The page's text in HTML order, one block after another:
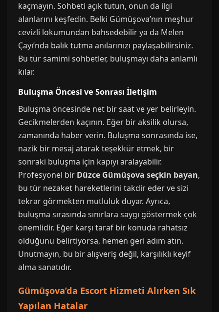
kaçmayın. Sohbeti açık tutun, onun da ilgi
alanlarını keşfedin. Belki Gümüşova’nın meşhur
cevizli lokumundan bahsedebilir ya da Melen
Çayı’nda balık tutma anılarınızı paylaşabilirsiniz.
Bu tür samimi sohbetler, buluşmayı daha anlamlı
kılar.
Buluşma Öncesi ve Sonrası İletişim
Buluşma öncesinde net bir saat ve yer belirleyin.
Gecikmelerden kaçının. Eğer bir aksilik olursa,
zamanında haber verin. Buluşma sonrasında ise,
nazik bir mesaj atarak teşekkür etmek, bir
sonraki buluşma için kapıyı aralayabilir.
Profesyonel bir Düzce Gümüşova seçkin bayan,
bu tür nezaket hareketlerini takdir eder ve sizi
tekrar görmekten mutluluk duyar. Ayrıca,
buluşma sırasında sınırlara saygı göstermek çok
önemlidir. Eğer karşı taraf bir konuda rahatsız
olduğunu belirtiyorsa, hemen geri adım atın.
Unutmayın, bu bir alışveriş değil, karşılıklı keyif
alma sanatıdır.
Gümüşova’da Escort Hizmeti Alırken Sık
Yapılan Hatalar